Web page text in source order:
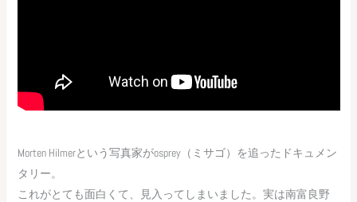
Morten Hilmerという写真家がosprey（ミサゴ）を追ったドキュメン
タリー。
これがとても面白くて、見入ってしまいました。実は南富良野